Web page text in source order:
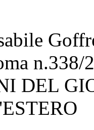
n.338/
DEL